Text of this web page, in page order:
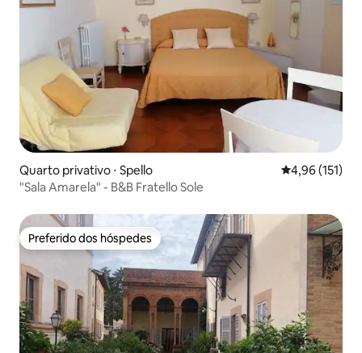
Quarto privativo ⋅ Spello 4,96 de uma
4,96 (151)
"Sala Amarela" - B&B Fratello Sole
Preferido dos hóspedes
Preferido dos hóspedes